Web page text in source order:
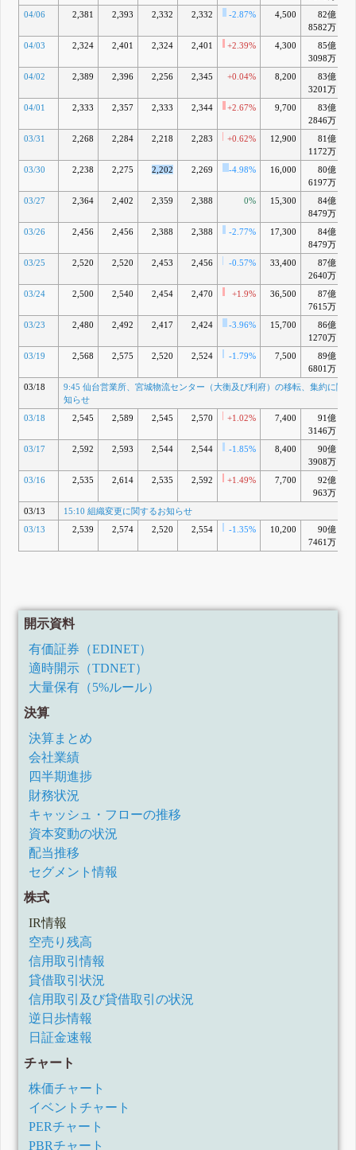
04/06 2,381 2,393 2,332 2,332 -2.87% 4,500
82億
8582万
04/03 2,324 2,401 2,324 2,401 +2.39% 4,300
85億
3098万
04/02 2,389 2,396 2,256 2,345 +0.04% 8,200
83億
3201万
04/01 2,333 2,357 2,333 2,344 +2.67% 9,700
83億
2846万
03/31 2,268 2,284 2,218 2,283 +0.62% 12,900
81億
1172万
03/30 2,238 2,275 2,202 2,269 -4.98% 16,000
80億
6197万
03/27 2,364 2,402 2,359 2,388 0% 15,300
84億
8479万
03/26 2,456 2,456 2,388 2,388 -2.77% 17,300
84億
8479万
03/25 2,520 2,520 2,453 2,456 -0.57% 33,400
87億
2640万
03/24 2,500 2,540 2,454 2,470 +1.9% 36,500
87億
7615万
03/23 2,480 2,492 2,417 2,424 -3.96% 15,700
86億
1270万
03/19 2,568 2,575 2,520 2,524 -1.79% 7,500
89億
6801万
03/18
9:45 仙台営業所、宮城物流センター（大衡及び利府）の移転、集約に関す
知らせ
03/18
2,545 2,589 2,545 2,570 +1.02% 7,400
91億
3146万
03/17 2,592 2,593 2,544 2,544 -1.85% 8,400
90億
3908万
03/16 2,535 2,614 2,535 2,592 +1.49% 7,700
92億
963万
03/13
15:10 組織変更に関するお知らせ
03/13
2,539 2,574 2,520 2,554 -1.35% 10,200
90億
7461万
開示資料
有価証券（EDINET）
適時開示（TDNET）
大量保有（5%ルール）
決算
決算まとめ
会社業績
四半期進捗
財務状況
キャッシュ・フローの推移
資本変動の状況
配当推移
セグメント情報
株式
IR情報
空売り残高
信用取引情報
貸借取引状況
信用取引及び貸借取引の状況
逆日歩情報
日証金速報
チャート
株価チャート
イベントチャート
PERチャート
PBRチャート